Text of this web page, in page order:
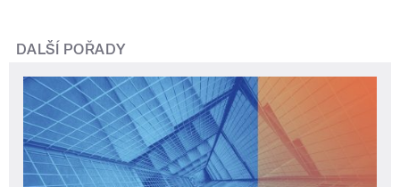
DALŠÍ POŘADY